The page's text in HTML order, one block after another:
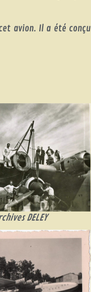
avion. Il a été conçu
DELEY